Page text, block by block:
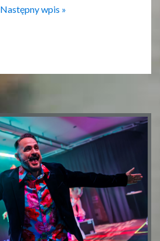
Następny wpis »